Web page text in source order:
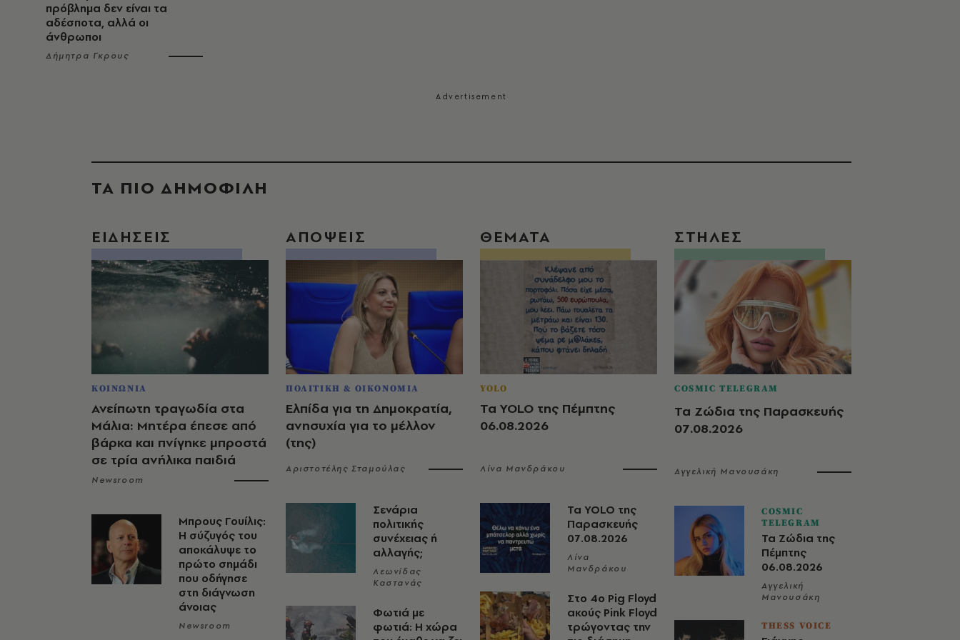
πρόβλημα δεν είναι τα
αδέσποτα, αλλά οι
άνθρωποι
Δήμητρα Γκρους
ΤΑ ΠΙΟ ΔΗΜΟΦΙΛΗ
ΕΙΔΗΣΕΙΣ
ΚΟΙΝΩΝΙΑ
Ανείπωτη τραγωδία στα
Μάλια: Μητέρα έπεσε από
βάρκα και πνίγηκε μπροστά
σε τρία ανήλικα παιδιά
Newsroom
Μπρους Γουίλις:
Η σύζυγός του
αποκάλυψε το
πρώτο σημάδι
που οδήγησε
στη διάγνωση
άνοιας
Newsroom
ΑΠΟΨΕΙΣ
ΠΟΛΙΤΙΚΗ & ΟΙΚΟΝΟΜΙΑ
Ελπίδα για τη Δημοκρατία,
ανησυχία για το μέλλον
(της)
Αριστοτέλης Σταμούλας
Σενάρια
πολιτικής
συνέχειας ή
αλλαγής;
Λεωνίδας
Καστανάς
Φωτιά με
φωτιά: Η χώρα
ΘΕΜΑΤΑ
YOLO
Τα YOLO της Πέμπτης
06.08.2026
Λίνα Μανδράκου
Τα YOLO της
Παρασκευής
07.08.2026
Λίνα
Μανδράκου
Στο 4ο Pig Floyd
ακούς Pink Floyd
τρώγοντας την
ΣΤΗΛΕΣ
COSMIC TELEGRAM
Τα Ζώδια της Παρασκευής
07.08.2026
Αγγελική Μανουσάκη
COSMIC
TELEGRAM
Τα Ζώδια της
Πέμπτης
06.08.2026
Αγγελική
Μανουσάκη
THESS VOICE